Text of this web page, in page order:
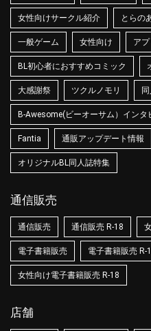
女性向けサークル紹介 とらの
一般ゲーム 女性向け アプ
BL初心者におすすめコミック
大感謝祭 ツクルノモリ
B-Awesome(ビーオーサム）インタ
Fantia 通販アップデート情報
オリジナルBL同人誌特集
通信販売
通信販売 通信販売 R-18
電子書籍販売 電子書籍販売 R-
女性向け電子書籍販売 R-18
店舗